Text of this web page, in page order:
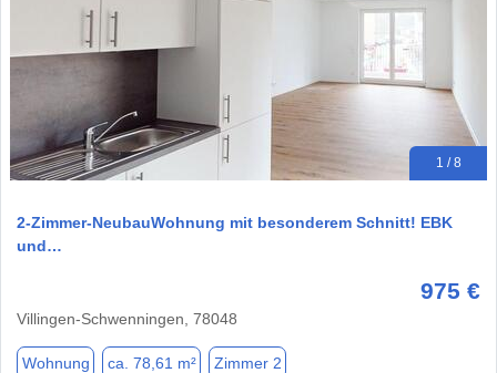
1 / 8
2-Zimmer-NeubauWohnung mit besonderem Schnitt! EBK
und…
975 €
Villingen-Schwenningen, 78048
Wohnung ca. 78,61 m² Zimmer 2